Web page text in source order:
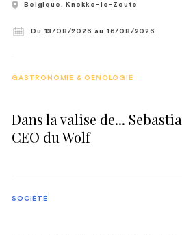
Belgique , Knokke-le-Zoute
Du 13/08/2026 au 16/08/2026
Dans la valise de...
CEO du Wolf
GASTRONOMIE & OENOLOGIE
SOCIÉTÉ